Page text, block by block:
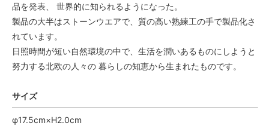
品を発表、 世界的に知られるようになった。
製品の大半はストーンウエアで、質の高い熟練工の手で製品化さ
れています。
日照時間が短い自然環境の中で、生活を潤いあるものにしようと
努力する北欧の人々の 暮らしの知恵から生まれたものです。
サイズ
φ17.5cm×H2.0cm